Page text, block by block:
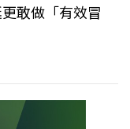
敢做「有效冒